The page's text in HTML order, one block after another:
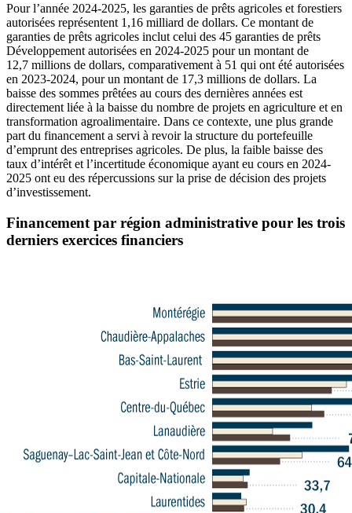
Pour l’année 2024-2025, les garanties de prêts agricoles et forestiers
autorisées représentent 1,16 milliard de dollars. Ce montant de
garanties de prêts agricoles inclut celui des 45 garanties de prêts
Développement autorisées en 2024-2025 pour un montant de
12,7 millions de dollars, comparativement à 51 qui ont été autorisées
en 2023-2024, pour un montant de 17,3 millions de dollars. La
baisse des sommes prêtées au cours des dernières années est
directement liée à la baisse du nombre de projets en agriculture et en
transformation agroalimentaire. Dans ce contexte, une plus grande
part du financement a servi à revoir la structure du portefeuille
d’emprunt des entreprises agricoles. De plus, la faible baisse des
taux d’intérêt et l’incertitude économique ayant eu cours en 2024-
2025 ont eu des répercussions sur la prise de décision des projets
d’investissement.
Financement par région administrative pour les trois
derniers exercices financiers